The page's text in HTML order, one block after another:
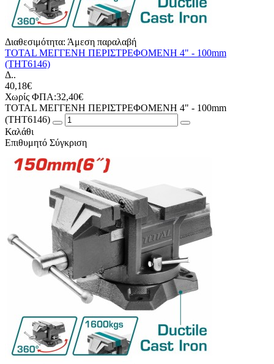
Διαθεσιμότητα: Άμεση παραλαβή
TOTAL ΜΕΓΓΕΝΗ ΠΕΡΙΣΤΡΕΦΟΜΕΝΗ 4" - 100mm
(THT6146)
Δ..
40,18€
Χωρίς ΦΠΑ:32,40€
TOTAL ΜΕΓΓΕΝΗ ΠΕΡΙΣΤΡΕΦΟΜΕΝΗ 4" - 100mm
(THT6146)
Καλάθι
Επιθυμητό Σύγκριση